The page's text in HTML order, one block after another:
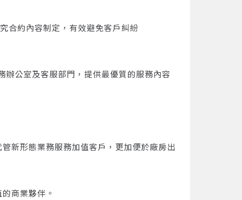
合約內容制定，有效避免客戶糾紛
公室及客服部門，提供最優質的服務內容
新形態業務服務加值客戶，更加便於廠房出
商業夥伴。